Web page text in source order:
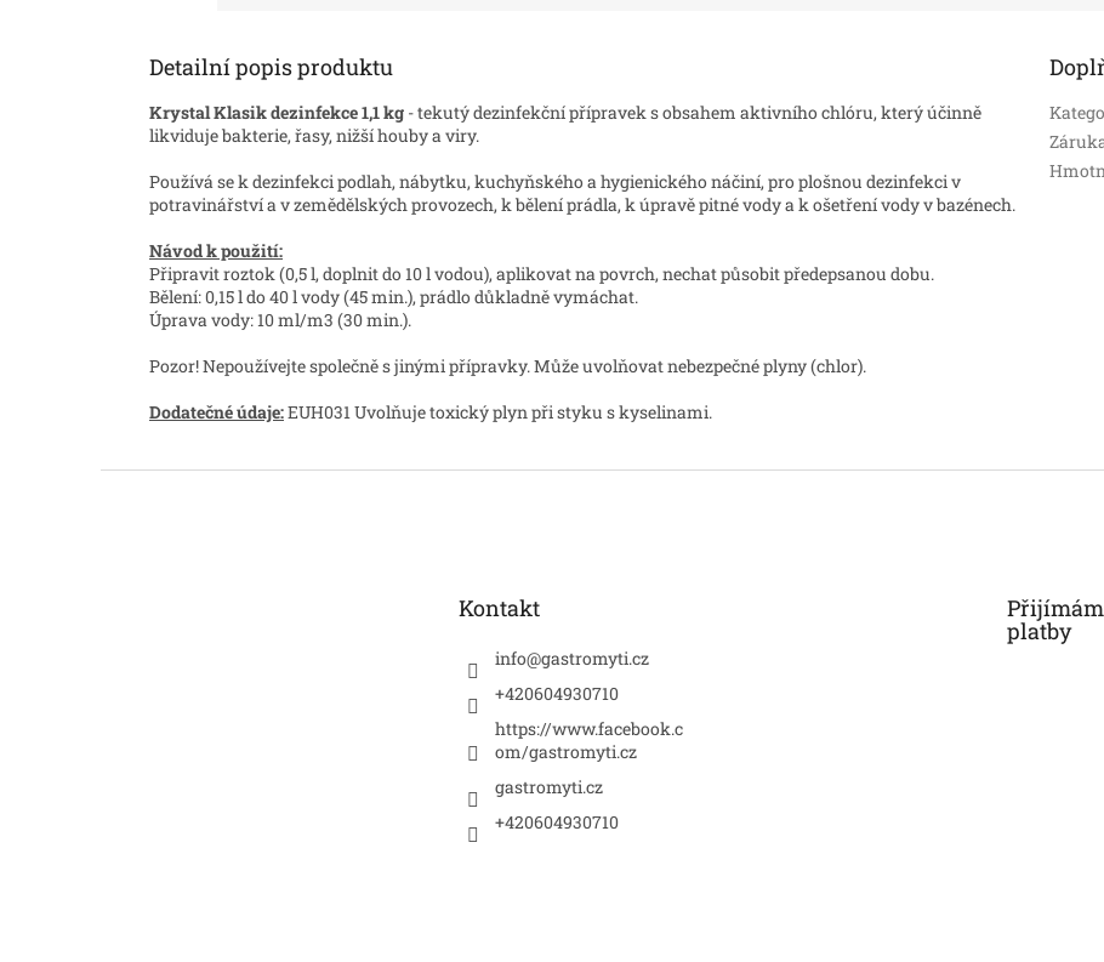
Detailní popis produktu
Krystal Klasik dezinfekce 1,1 kg - tekutý dezinfekční přípravek s obsahem aktivního chlóru, který účinně
likviduje bakterie, řasy, nižší houby a viry.
Používá se k dezinfekci podlah, nábytku, kuchyňského a hygienického náčiní, pro plošnou dezinfekci v
potravinářství a v zemědělských provozech, k bělení prádla, k úpravě pitné vody a k ošetření vody v bazénech.
Návod k použití:
Připravit roztok (0,5 l, doplnit do 10 l vodou), aplikovat na povrch, nechat působit předepsanou dobu.
Bělení: 0,15 l do 40 l vody (45 min.), prádlo důkladně vymáchat.
Úprava vody: 10 ml/m3 (30 min.).
Pozor! Nepoužívejte společně s jinými přípravky. Může uvolňovat nebezpečné plyny (chlor).
Dodatečné údaje:EUH031 Uvolňuje toxický plyn při styku s kyselinami.
Kontakt
info@gastromyti.cz
+420604930710
https://www.facebook.c
om/gastromyti.cz
gastromyti.cz
+420604930710
platby